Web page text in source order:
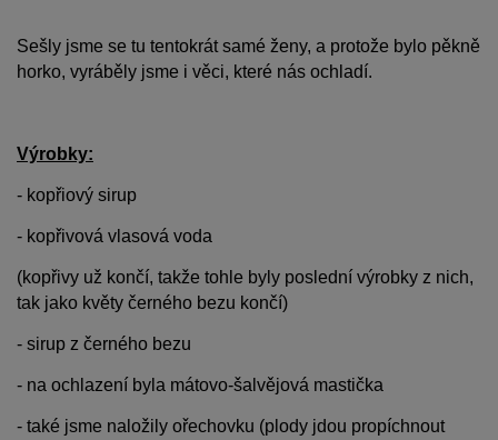
Sešly jsme se tu tentokrát samé ženy, a protože bylo pěkně
horko, vyráběly jsme i věci, které nás ochladí.
Výrobky:
- kopřiový sirup
- kopřivová vlasová voda
(kopřivy už končí, takže tohle byly poslední výrobky z nich,
tak jako květy černého bezu končí)
- sirup z černého bezu
- na ochlazení byla mátovo-šalvějová mastička
- také jsme naložily ořechovku (plody jdou propíchnout